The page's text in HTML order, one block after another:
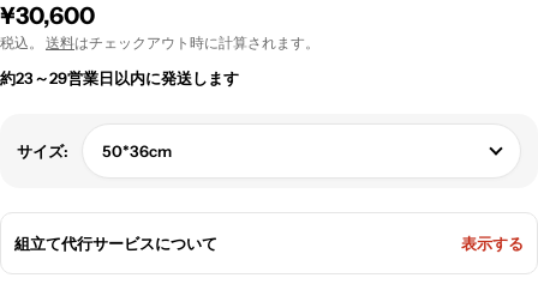
通
常
価
¥30,600
税込。 送料はチェックアウト時に計算されます。
約23～29営業日以内に発送します
サイズ: 50*36cm
組立て代行サービスについて 表示する